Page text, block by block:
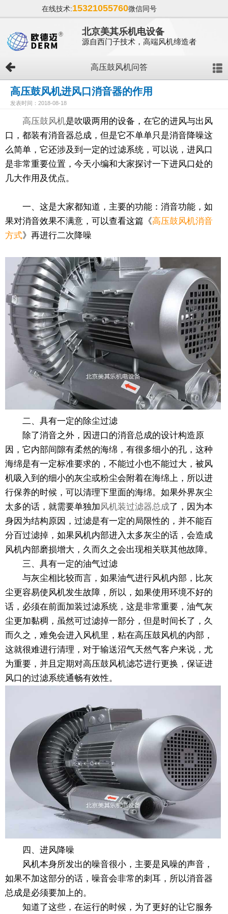
在线技术:15321055760微信同号
北京美其乐机电设备
源自西门子技术，高端风机缔造者
高压鼓风机问答
高压鼓风机进风口消音器的作用
发表时间：2018-08-18
高压鼓风机是吹吸两用的设备，在它的进风与出风
口，都装有消音器总成，但是它不单单只是消音降噪这
么简单，它还涉及到一定的过滤系统，可以说，进风口
是非常重要位置，今天小编和大家探讨一下进风口处的
几大作用及优点。
一、这是大家都知道，主要的功能：消音功能，如
果对消音效果不满意，可以查看这篇《高压鼓风机消音
方式》再进行二次降噪
二、具有一定的除尘过滤
除了消音之外，因进口的消音总成的设计构造原
因，它内部间隙有柔然的海绵，有很多细小的孔，这种
海绵是有一定标准要求的，不能过小也不能过大，被风
机吸入到的细小的灰尘或粉尘会附着在海绵上，所以进
行保养的时候，可以清理下里面的海绵。如果外界灰尘
太多的话，就需要单独加风机装过滤器总成了，因为本
身因为结构原因，过滤是有一定的局限性的，并不能百
分百过滤掉，如果风机内部进入太多灰尘的话，会造成
风机内部磨损增大，久而久之会出现相关联其他故障。
三、具有一定的油气过滤
与灰尘相比较而言，如果油气进行风机内部，比灰
尘更容易使风机发生故障，所以，如果使用环境不好的
话，必须在前面加装过滤系统，这是非常重要，油气灰
尘更加黏稠，虽然可过滤掉一部分，但是时间长了，久
而久之，难免会进入风机里，粘在高压鼓风机的内部，
这就很难进行清理，对于输送沼气天然气客户来说，尤
为重要，并且定期对高压鼓风机滤芯进行更换，保证进
风口的过滤系统通畅有效性。
四、进风降噪
风机本身所发出的噪音很小，主要是风噪的声音，
如果不加这部分的话，噪音会非常的刺耳，所以消音器
总成是必须要加上的。
知道了这些，在运行的时候，为了更好的让它服务